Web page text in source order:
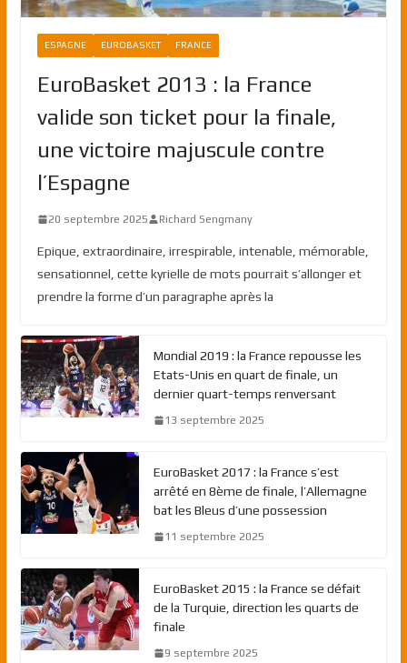
ESPAGNE EUROBASKET FRANCE
EuroBasket 2013 : la France
valide son ticket pour la finale,
une victoire majuscule contre
l’Espagne
20 septembre 2025 Richard Sengmany
Epique, extraordinaire, irrespirable, intenable, mémorable,
sensationnel, cette kyrielle de mots pourrait s’allonger et
prendre la forme d’un paragraphe après la
Mondial 2019 : la France repousse les
Etats-Unis en quart de finale, un
dernier quart-temps renversant
13 septembre 2025
EuroBasket 2017 : la France s’est
arrêté en 8ème de finale, l’Allemagne
bat les Bleus d’une possession
11 septembre 2025
EuroBasket 2015 : la France se défait
de la Turquie, direction les quarts de
finale
9 septembre 2025